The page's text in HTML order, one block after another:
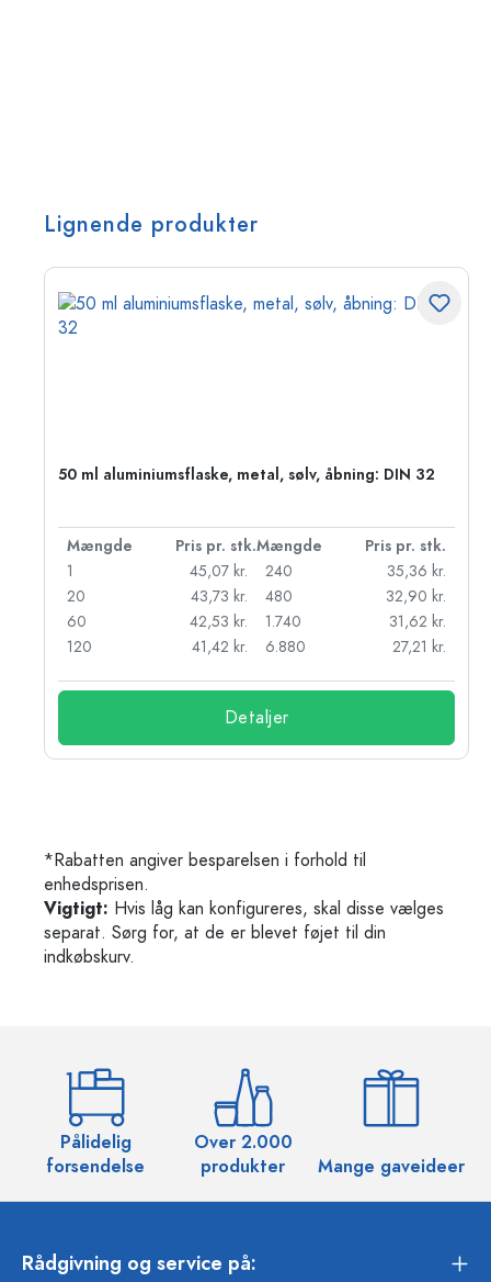
Lignende produkter
50 ml aluminiumsflaske, metal, sølv, åbning: DIN 32
Mængde Pris pr. stk.Mængde
Pris pr. stk.
1
45,07 kr.
20
43,73 kr.
60
42,53 kr.
120
41,42 kr.
240
35,36 kr.
480
32,90 kr.
1.740
31,62 kr.
6.880
27,21 kr.
Detaljer
*Rabatten angiver besparelsen i forhold til
enhedsprisen.
Vigtigt: Hvis låg kan konfigureres, skal disse vælges
separat. Sørg for, at de er blevet føjet til din
indkøbskurv.
Pålidelig
forsendelse
Over 2.000
produkter
Mange gaveideer
Rådgivning og service på: